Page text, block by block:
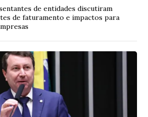
de entidades discutiram
de faturamento e impactos para